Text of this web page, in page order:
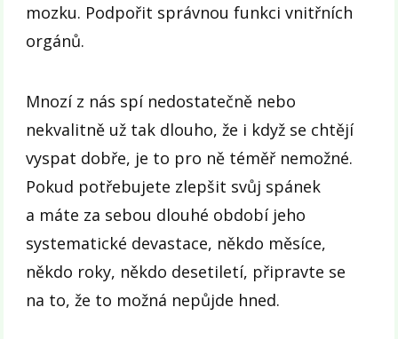
mozku. Podpořit správnou funkci vnitřních
orgánů.
Mnozí z nás spí nedostatečně nebo
nekvalitně už tak dlouho, že i když se chtějí
vyspat dobře, je to pro ně téměř nemožné.
Pokud potřebujete zlepšit svůj spánek
a máte za sebou dlouhé období jeho
systematické devastace, někdo měsíce,
někdo roky, někdo desetiletí, připravte se
na to, že to možná nepůjde hned.